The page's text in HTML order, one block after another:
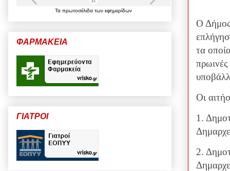
Ο Δήμος
τα
Οι
1.
2.
Τα πρωτοσέλιδα των εφημερίδων
ΦΑΡΜΑΚΕΙΑ
ΓΙΑΤΡΟΙ